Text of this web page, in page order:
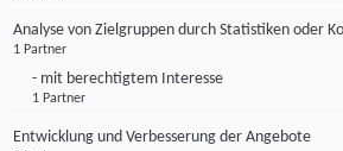
Analyse von Zielgruppen durch Statistiken oder
1 Partner
- mit berechtigtem Interesse
1 Partner
Entwicklung und Verbesserung der Angebote